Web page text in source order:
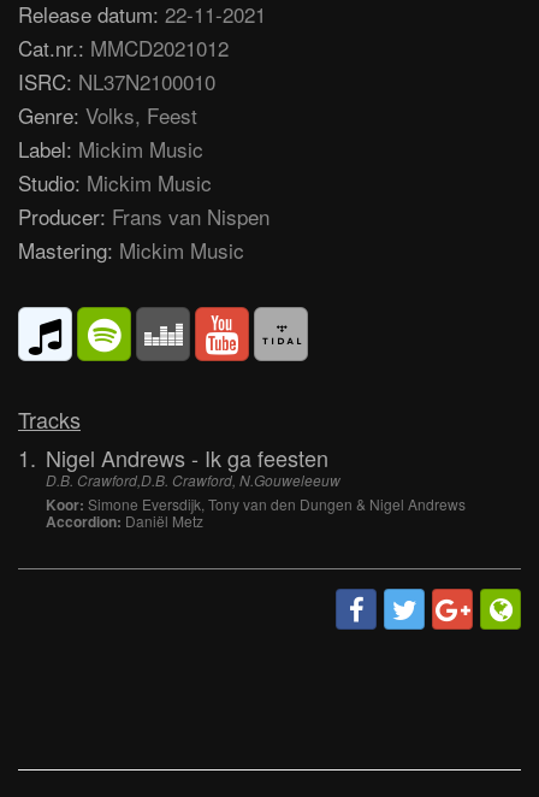
Release datum: 22-11-2021
Cat.nr.: MMCD2021012
ISRC: NL37N2100010
Genre: Volks, Feest
Label: Mickim Music
Studio: Mickim Music
Producer: Frans van Nispen
Mastering: Mickim Music
Tracks
1. Nigel Andrews - Ik ga feesten
D.B. Crawford,D.B. Crawford, N.Gouweleeuw
Koor: Simone Eversdijk, Tony van den Dungen & Nigel Andrews
Accordion: Daniël Metz